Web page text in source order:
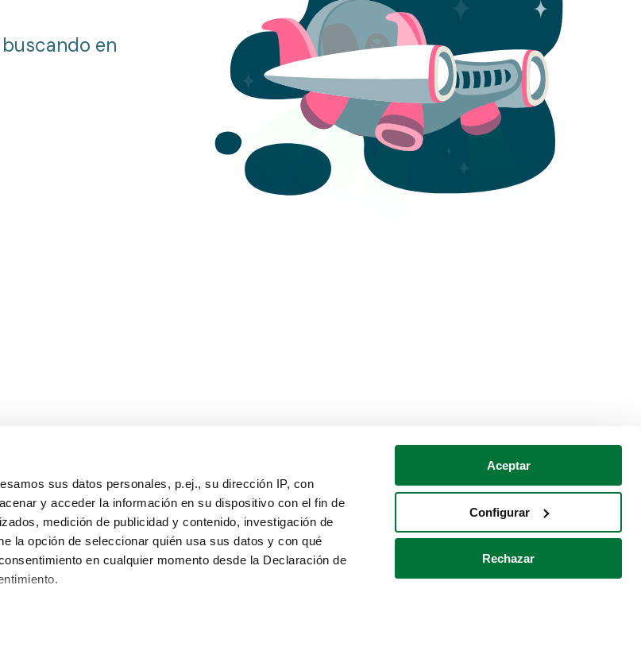
sus datos personales, p.ej., su dirección IP, con
y acceder la información en su dispositivo con el fin de
medición de publicidad y contenido, investigación de
la opción de seleccionar quién usa sus datos y con qué
en cualquier momento desde la Declaración de
Aceptar
Configurar
Rechazar
en